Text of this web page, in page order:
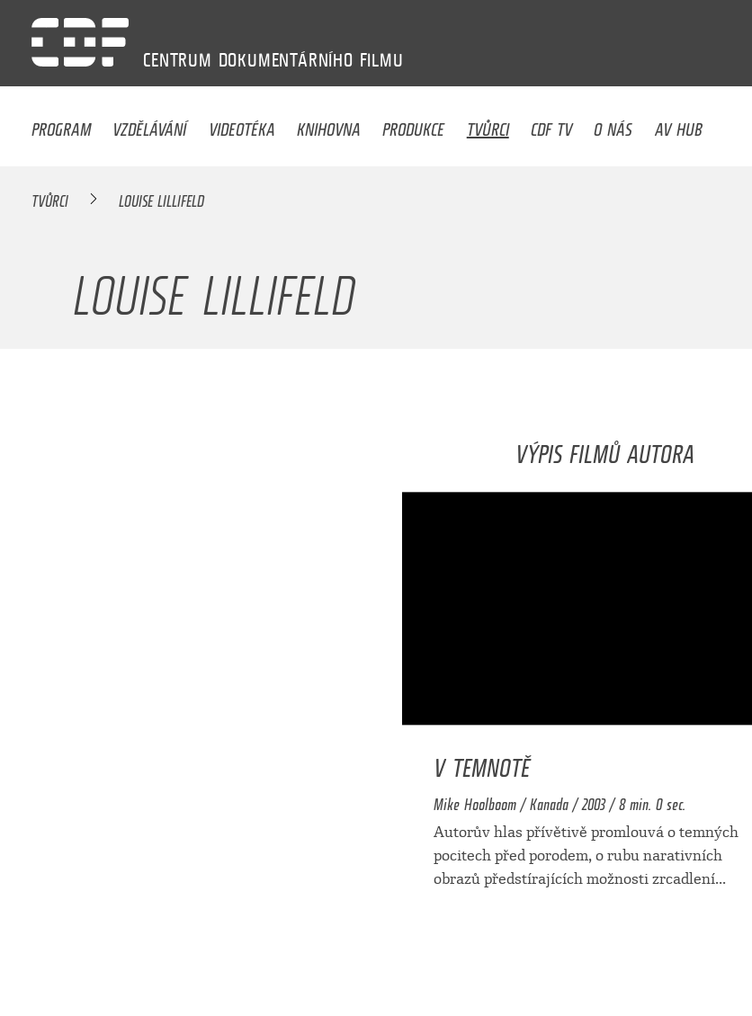
CENTRUM DOKUMENTÁRNÍHO FILMU
PROGRAM VZDĚLÁVÁNÍ VIDEOTÉKA KNIHOVNA PRODUKCE TVŮRCI CDF TV O NÁS AV HUB
TVŮRCI LOUISE LILLIFELD
LOUISE LILLIFELD
VÝPIS FILMŮ AUTORA
V TEMNOTĚ
Mike Hoolboom / Kanada / 2003 / 8 min. 0 sec.
Autorův hlas přívětivě promlouvá o temných
pocitech před porodem, o rubu narativních
obrazů předstírajících možnosti zrcadlení...